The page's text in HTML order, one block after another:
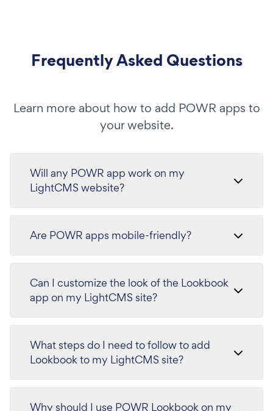
Frequently Asked Questions
Learn more about how to add POWR apps to
your website.
Will any POWR app work on my
LightCMS website?
Are POWR apps mobile-friendly?
Can I customize the look of the Lookbook
app on my LightCMS site?
What steps do I need to follow to add
Lookbook to my LightCMS site?
Why should I use POWR Lookbook on my